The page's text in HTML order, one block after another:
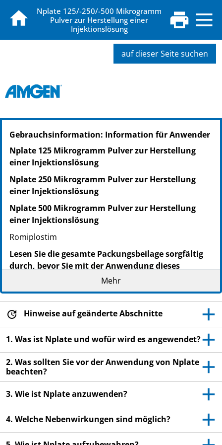
Nplate 125/-250/-500 Mikrogramm
Pulver zur Herstellung einer
Injektionslösung
auf dieser Seite suchen
PZN: 06648759
PPN: 110664875903
GTIN: 08715131023423
PZN: 00364185
PPN: 110036418563
NTIN: 04150003641857
Gebrauchsinformation: Information für Anwender
Nplate 125 Mikrogramm Pulver zur Herstellung
einer Injektionslösung
Nplate 250 Mikrogramm Pulver zur Herstellung
einer Injektionslösung
Nplate 500 Mikrogramm Pulver zur Herstellung
einer Injektionslösung
Romiplostim
Lesen Sie die gesamte Packungsbeilage sorgfältig
durch, bevor Sie mit der Anwendung dieses
Arzneimittels beginnen, denn sie enthält wichtige
Informationen.
Heben Sie die Packungsbeilage auf. Vielleicht
möchten Sie diese später nochmals lesen.
Wenn Sie weitere Fragen haben, wenden Sie sich
an Ihren Arzt, Apotheker oder das medizinische
Fachpersonal.
Dieses Arzneimittel wurde Ihnen persönlich
verschrieben. Geben Sie es nicht an Dritte weiter.
Es kann anderen Menschen schaden, auch wenn
diese die gleichen Beschwerden haben wie Sie.
Wenn Sie Nebenwirkungen bemerken, wenden Sie
sich an Ihren Arzt, Apotheker oder das
Mehr
Hinweise auf geänderte Abschnitte
1. Was ist Nplate und wofür wird es angewendet?
2. Was sollten Sie vor der Anwendung von Nplate
beachten?
3. Wie ist Nplate anzuwenden?
4. Welche Nebenwirkungen sind möglich?